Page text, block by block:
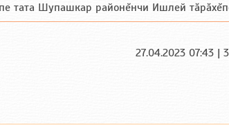
Шупашкар районĕнчи Ишлей тăрăхĕпе
27.04.2023 07:43 |